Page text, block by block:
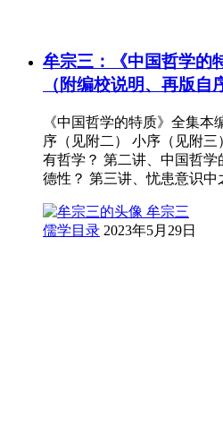
牟宗三：《中国哲学的
（附编校说明、再版自
《中国哲学的特质》全集
序（见附二） 小序（见附
有哲学？ 第二讲、中国哲
德性？ 第三讲、忧患意识
牟宗三
儒学目录 2023年5月29日